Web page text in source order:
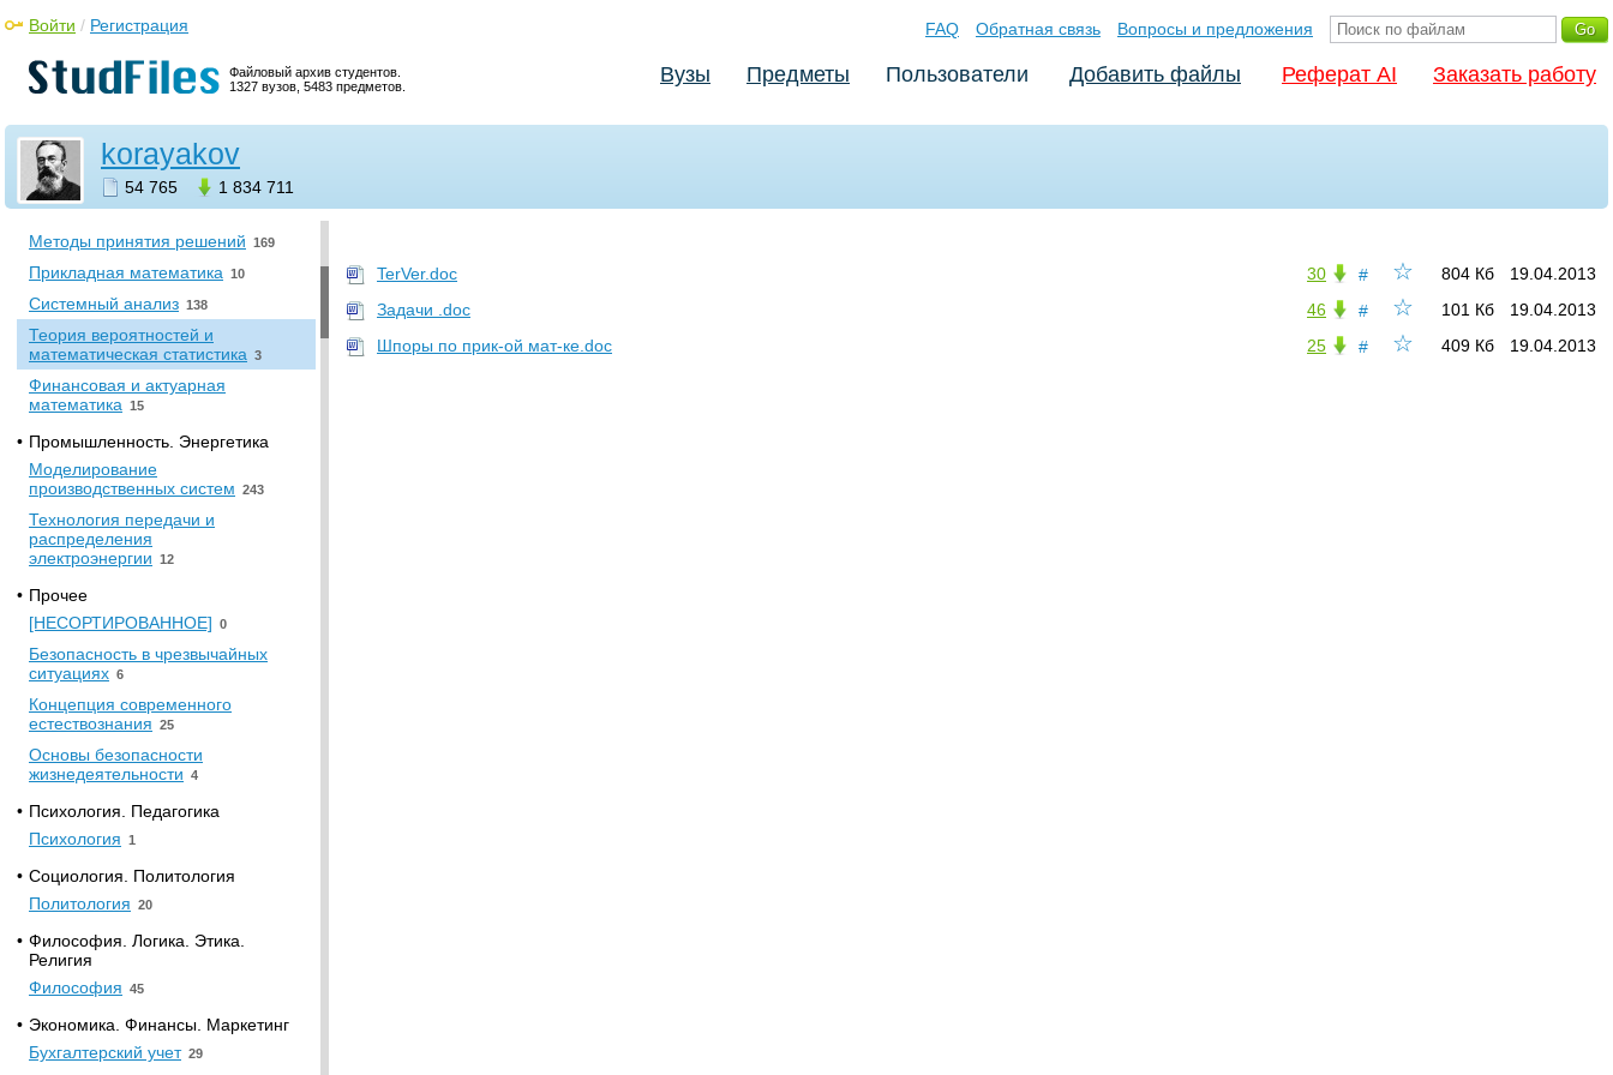
Файловый архив студентов.
1327 вузов, 5483 предметов.
Войти / Регистрация FAQ Обратная связь Вопросы и предложения
Вузы Предметы Пользователи Добавить файлы Реферат AI Заказать работу
korayakov
54 765 1 834 711
информационных систем
История
Высшая математика
6
Линейная алгебра
Математическая статистика 59
Методы принятия решений 169
Прикладная математика 10
Системный анализ 138
Теория вероятностей и
математическая статистика 3
Финансовая и актуарная
математика 15
• Промышленность. Энергетика
Моделирование
производственных систем 243
Технология передачи и
распределения
электроэнергии 12
• Прочее
[НЕСОРТИРОВАННОЕ] 0
Безопасность в чрезвычайных
ситуациях 6
Концепция современного
естествознания 25
Основы безопасности
жизнедеятельности 4
• Психология. Педагогика
Психология 1
• Социология. Политология
Политология 20
• Философия. Логика. Этика.
Религия
Философия 45
• Экономика. Финансы. Маркетинг
Бухгалтерский учет 29
☆
# 19.04.2013
804 Кб
30
TerVer.doc
☆
# 19.04.2013
101 Кб
46
Задачи .doc
☆
# 19.04.2013
409 Кб
25
Шпоры по прик-ой мат-ке.doc